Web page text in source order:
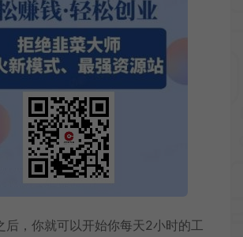
后，你就可以开始你每天2小时的工